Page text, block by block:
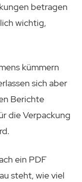
betragen
wichtig,
kümmern
sich aber
Berichte
die Verpackung
ein PDF
steht, wie viel